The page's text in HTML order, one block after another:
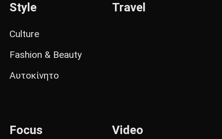
Style
Culture
Fashion & Beauty
Αυτοκίνητο
Travel
Focus Video